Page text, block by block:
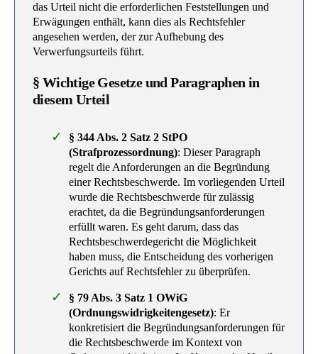
das Urteil nicht die erforderlichen Feststellungen und
Erwägungen enthält, kann dies als Rechtsfehler
angesehen werden, der zur Aufhebung des
Verwerfungsurteils führt.
§ Wichtige Gesetze und Paragraphen in
diesem Urteil
§ 344 Abs. 2 Satz 2 StPO
(Strafprozessordnung): Dieser Paragraph
regelt die Anforderungen an die Begründung
einer Rechtsbeschwerde. Im vorliegenden Urteil
wurde die Rechtsbeschwerde für zulässig
erachtet, da die Begründungsanforderungen
erfüllt waren. Es geht darum, dass das
Rechtsbeschwerdegericht die Möglichkeit
haben muss, die Entscheidung des vorherigen
Gerichts auf Rechtsfehler zu überprüfen.
§ 79 Abs. 3 Satz 1 OWiG
(Ordnungswidrigkeitengesetz): Er
konkretisiert die Begründungsanforderungen für
die Rechtsbeschwerde im Kontext von